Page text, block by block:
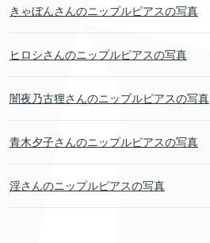
きゃぼんさんのニップルピアスの写真
ヒロシさんのニップルピアスの写真
闇夜乃古狸さんのニップルピアスの写真
青木夕子さんのニップルピアスの写真
淫さんのニップルピアスの写真